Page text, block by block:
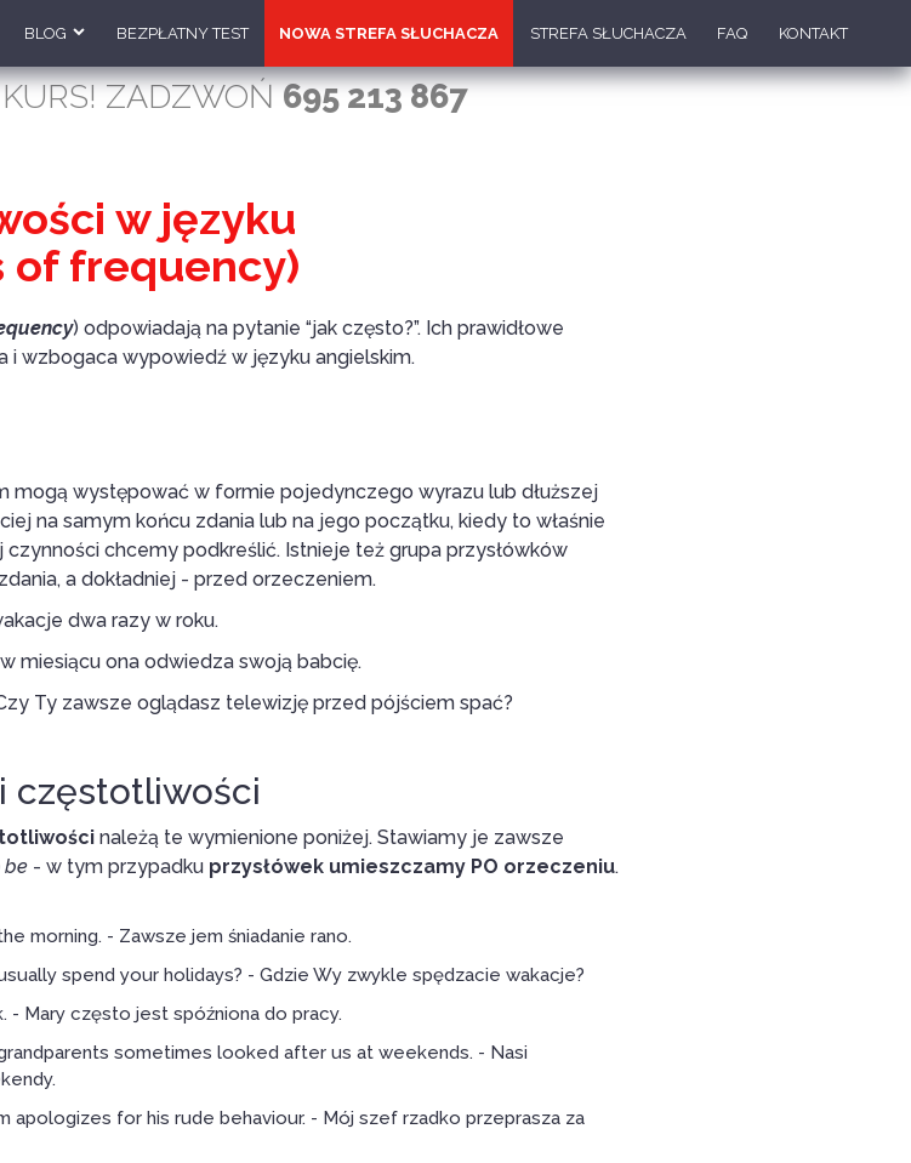
BLOG BEZPŁATNY TEST NOWA STREFA SŁUCHACZA STREFA SŁUCHACZA FAQ KONTAKT
ZADZWOŃ695 213 867
w języku
of frequency)
) odpowiadają na pytanie “jak często?”. Ich prawidłowe
wzbogaca wypowiedź w języku angielskim.
mogą występować w formie pojedynczego wyrazu lub dłuższej
na samym końcu zdania lub na jego początku, kiedy to właśnie
chcemy podkreślić. Istnieje też grupa przysłówków
a dokładniej - przed orzeczeniem.
dwa razy w roku.
miesiącu ona odwiedza swoją babcię.
Ty zawsze oglądasz telewizję przed pójściem spać?
częstotliwości
należą te wymienione poniżej. Stawiamy je zawsze
be- w tym przypadku przysłówek umieszczamy PO orzeczeniu.
morning. - Zawsze jem śniadanie rano.
spend your holidays? - Gdzie Wy zwykle spędzacie wakacje?
Mary często jest spóźniona do pracy.
sometimes looked after us at weekends. - Nasi
apologizes for his rude behaviour. - Mój szef rzadko przeprasza za